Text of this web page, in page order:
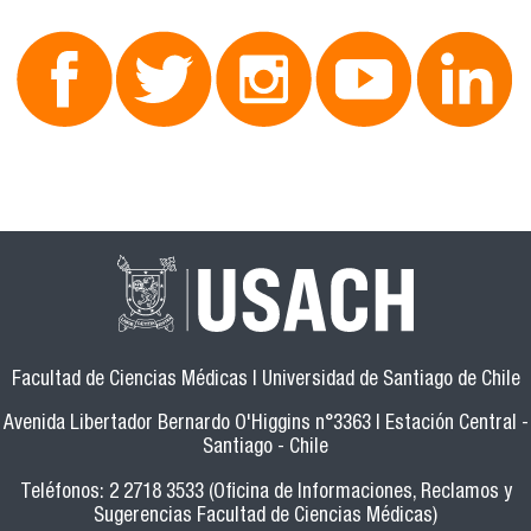
Facultad de Ciencias Médicas | Universidad de Santiago de Chile
Avenida Libertador Bernardo O'Higgins n°3363 | Estación Central -
Santiago - Chile
Teléfonos: 2 2718 3533 (Oficina de Informaciones, Reclamos y
Sugerencias Facultad de Ciencias Médicas)